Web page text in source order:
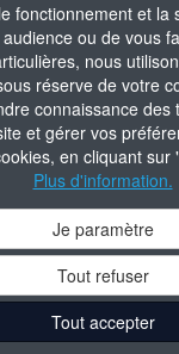
fonctionnement et la
ou de vous
nous
réserve de votre
connaissance des
et gérer vos
en cliquant sur
Plus d'information.
Je paramètre
Tout refuser
Tout accepter